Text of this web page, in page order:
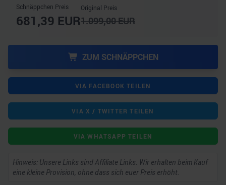
Schnäppchen Preis
681,39 EUR
Original Preis
1.099,00EUR
ZUM SCHNÄPPCHEN
VIA FACEBOOK TEILEN
VIA X / TWITTER TEILEN
VIA WHATSAPP TEILEN
Hinweis: Unsere Links sind Affiliate Links. Wir erhalten beim Kauf
eine kleine Provision, ohne dass sich euer Preis erhöht.